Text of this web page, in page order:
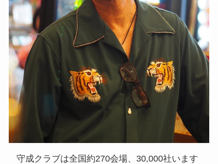
守成クラブは全国約270会場、30,000社います